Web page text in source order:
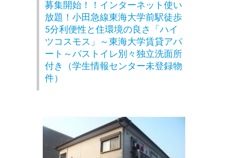
募集開始！！インターネット使い
放題！小田急線東海大学前駅徒歩
5分利便性と住環境の良さ「ハイ
ツコスモス」～東海大学賃貸アパ
ート～バストイレ別々独立洗面所
付き（学生情報センター未登録物
件）